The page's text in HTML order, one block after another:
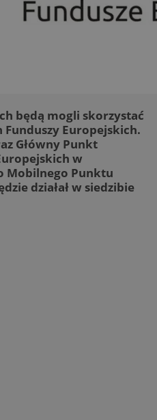
będą mogli skorzystać
Europejskich.
Główny Punkt
w
Mobilnego Punktu
działał w siedzibie